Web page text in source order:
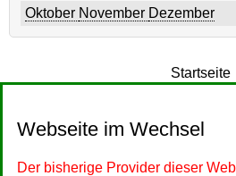
Oktober November Dezember
Startseite
Webseite im Wechsel
Der bisherige Provider dieser